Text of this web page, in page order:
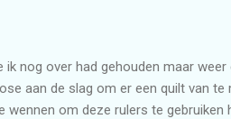
ik nog over had gehouden maar
aan de slag om er een quilt van
wennen om deze rulers te